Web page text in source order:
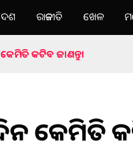
ରାଜନୀତି ଖେଳ
କେମିତି କଟିବ ଜାଣନ୍ତୁ।
ଦିନ କେମିତି